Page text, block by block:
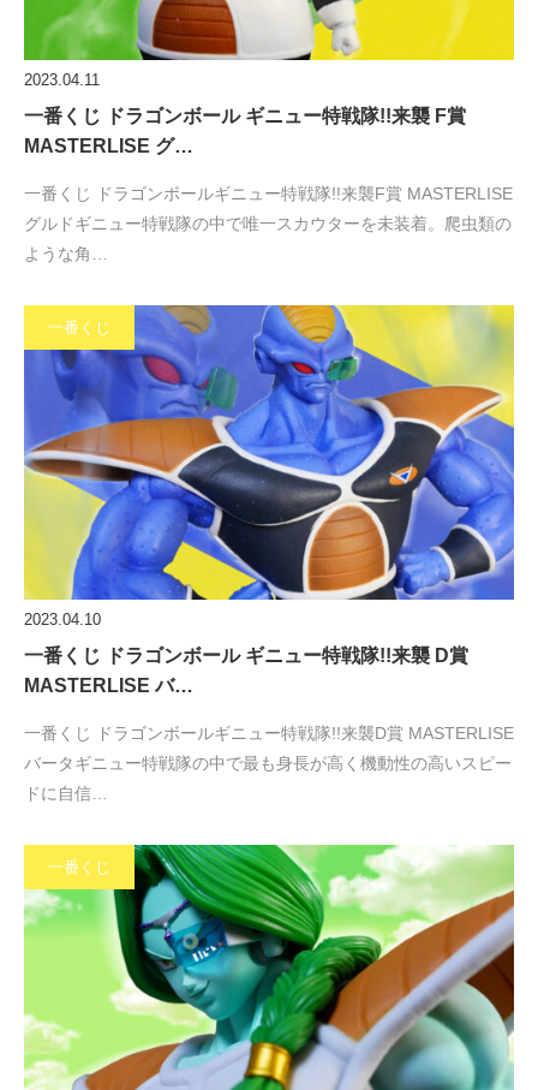
2023.04.11
一番くじ ドラゴンボール ギニュー特戦隊!!来襲 F賞
MASTERLISE グ…
一番くじ ドラゴンボールギニュー特戦隊!!来襲F賞 MASTERLISE
グルドギニュー特戦隊の中で唯一スカウターを未装着。爬虫類の
ような角…
一番くじ
2023.04.10
一番くじ ドラゴンボール ギニュー特戦隊!!来襲 D賞
MASTERLISE バ…
一番くじ ドラゴンボールギニュー特戦隊!!来襲D賞 MASTERLISE
バータギニュー特戦隊の中で最も身長が高く機動性の高いスピー
ドに自信…
一番くじ